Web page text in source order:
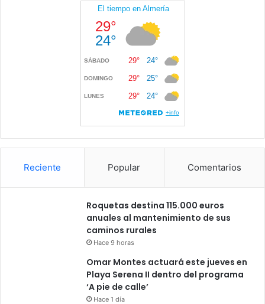
Reciente Popular Comentarios
Roquetas destina 115.000 euros
anuales al mantenimiento de sus
caminos rurales
Hace 9 horas
Omar Montes actuará este jueves en
Playa Serena II dentro del programa
‘A pie de calle’
Hace 1 día